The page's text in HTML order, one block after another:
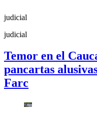
judicial
judicial
Temor en el
pancartas
Farc